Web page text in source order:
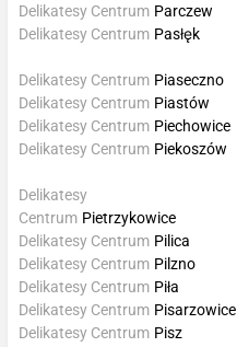
Delikatesy Centrum Parczew
Delikatesy Centrum Pasłęk
Delikatesy Centrum Piaseczno
Delikatesy Centrum Piastów
Delikatesy Centrum Piechowice
Delikatesy Centrum Piekoszów
Delikatesy
Centrum Pietrzykowice
Delikatesy Centrum Pilica
Delikatesy Centrum Pilzno
Delikatesy Centrum Piła
Delikatesy Centrum Pisarzowice
Delikatesy Centrum Pisz